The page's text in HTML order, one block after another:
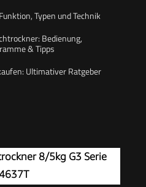
Typen und Technik
Bedienung,
& Tipps
Ultimativer Ratgeber
8/5kg G3 Serie